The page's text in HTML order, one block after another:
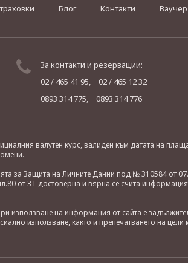
Блог Контакти
За контакти и резервации:
02 / 465 41 95,
02 / 465 12 32
0893 314 775,
0893 314 776
валутен курс, валиден към датата на
за Защита на Личните Данни под № 310584 от
от ЗТ достоверна и вярна се счита
използване на информация от сайта е
използване, както и препечатването на цели